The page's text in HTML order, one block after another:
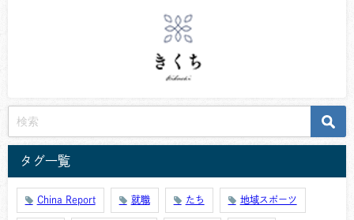
タグ一覧
China Report 就職 たち 地域スポーツ